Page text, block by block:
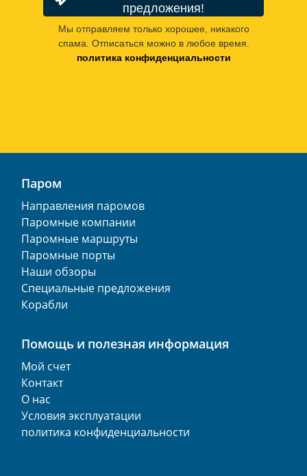
предложения!
Мы отправляем только хорошее, никакого
спама. Отписаться можно в любое время.
политика конфиденциальности
Паром
Направления паромов
Паромные компании
Паромные маршруты
Паромные порты
Наши обзоры
Специальные предложения
Корабли
Помощь и полезная информация
Мой счет
Контакт
О нас
Условия эксплуатации
политика конфиденциальности